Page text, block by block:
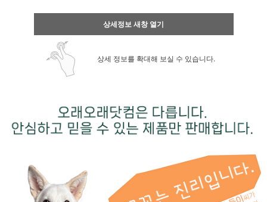
상세정보 새창 열기
상세 정보를 확대해 보실 수 있습니다.